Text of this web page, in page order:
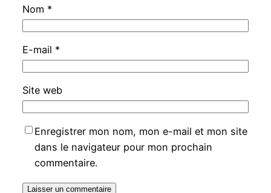
Nom *
E-mail *
Site web
Enregistrer mon nom, mon e-mail et mon site
dans le navigateur pour mon prochain
commentaire.